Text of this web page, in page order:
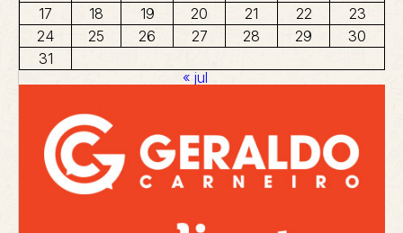
17
18 19 20 21 22
23
24
25 26 27 28 29
30
31
« jul